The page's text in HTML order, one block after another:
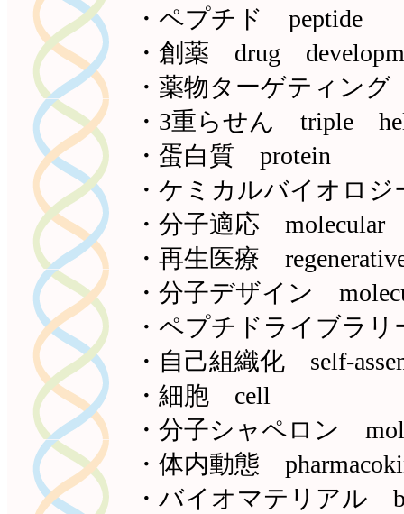
・ペプチド peptide
・創薬 drug
・薬物ターゲティン
・3重らせん triple
・蛋白質 protein
・ケミカルバイオロ
・分子適応 molecular
・再生医療
・分子デザイン
・ペプチドライブラ
・自己組織化 self-
・細胞 cell
・分子シャペロン
・体内動態
・バイオマテリアル